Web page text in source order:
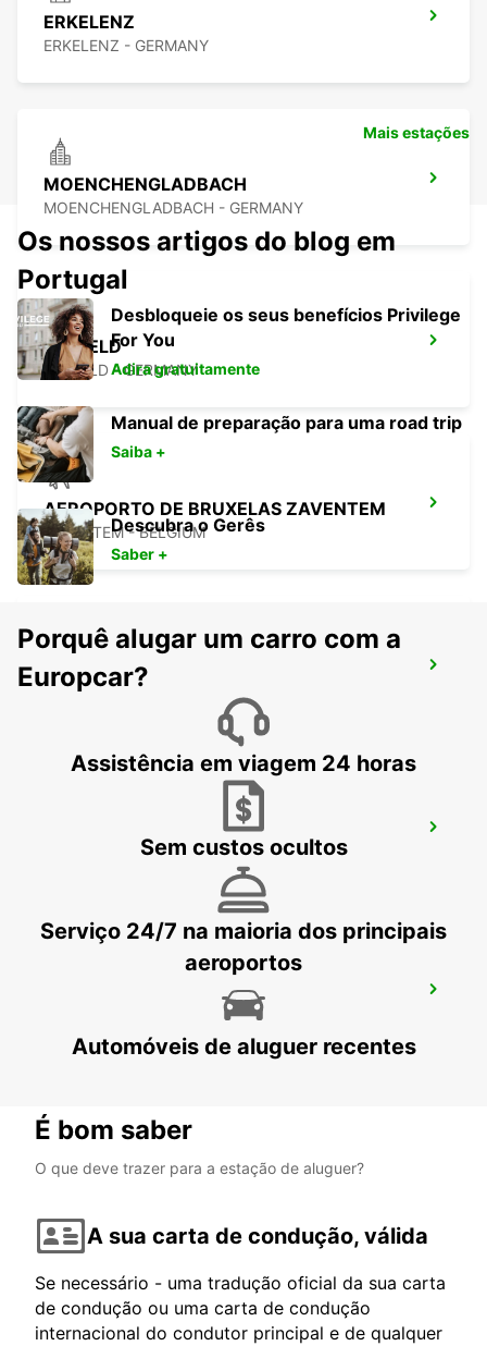
ERKELENZ
ERKELENZ - GERMANY
MOENCHENGLADBACH
MOENCHENGLADBACH - GERMANY
KREFELD
KREFELD - GERMANY
AEROPORTO DE BRUXELAS ZAVENTEM
ZAVENTEM - BELGIUM
WESEL
WESEL - GERMANY
AQUISGRÃO
AACHEN - GERMANY
BRUXELAS ZAVENTEM CIDADE
Mais estações
Os nossos artigos do blog em
Portugal
Desbloqueie os seus benefícios Privilege
For You
Adira gratuitamente
Manual de preparação para uma road trip
Saiba +
Descubra o Gerês
Saber +
Porquê alugar um carro com a
Europcar?
Assistência em viagem 24 horas
Sem custos ocultos
Serviço 24/7 na maioria dos principais
aeroportos
Automóveis de aluguer recentes
É bom saber
O que deve trazer para a estação de aluguer?
A sua carta de condução, válida
Se necessário - uma tradução oficial da sua carta
de condução ou uma carta de condução
internacional do condutor principal e de qualquer